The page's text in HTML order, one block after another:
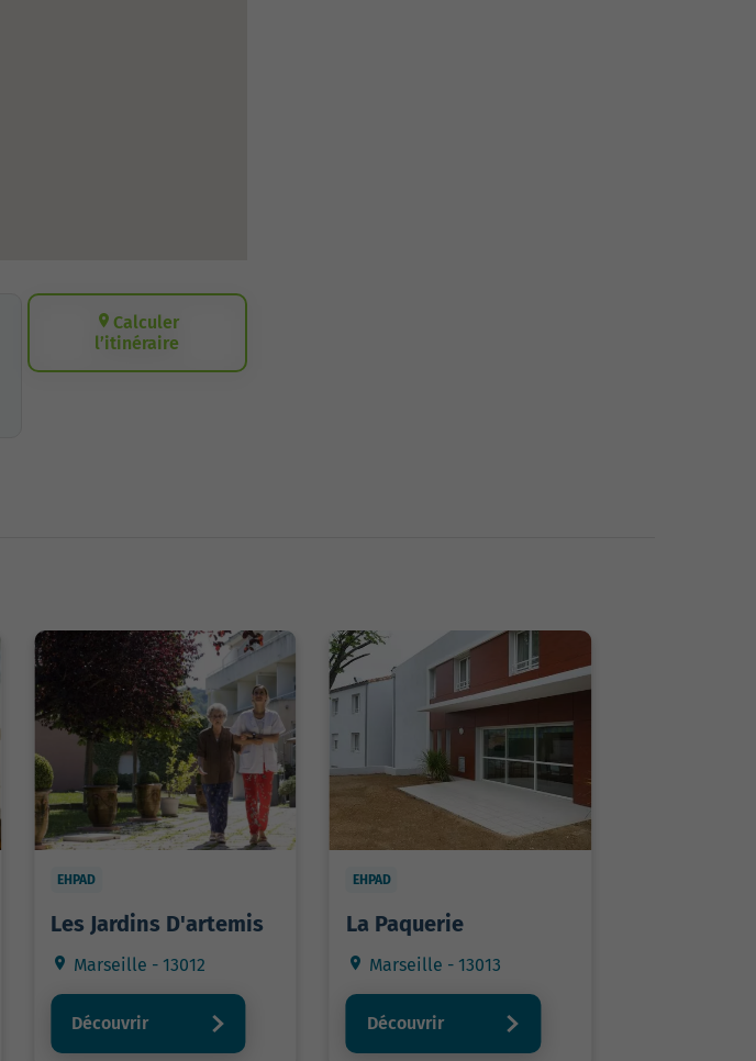
Calculer
l’itinéraire
EHPAD
Les Jardins D'artemis
Marseille - 13012
Découvrir
EHPAD
La Paquerie
Marseille - 13013
Découvrir